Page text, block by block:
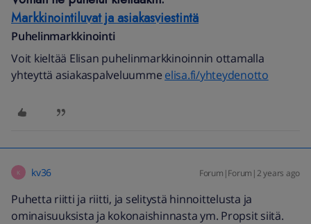
Markkinointiluvat ja asiakasviestintä
Puhelinmarkkinointi
Voit kieltää Elisan puhelinmarkkinoinnin ottamalla
yhteyttä asiakaspalveluumme elisa.fi/yhteydenotto
K kv36 Forum|Forum|2 years ago
Puhetta riitti ja riitti, ja selitystä hinnoittelusta ja
ominaisuuksista ja kokonaishinnasta ym. Propsit siitä.